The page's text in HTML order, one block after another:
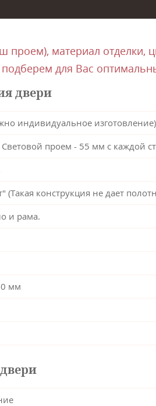
материал отделки,
для Вас
двери
индивидуальное
проем - 55 мм с каждой
конструкция не дает
и рама.
мм